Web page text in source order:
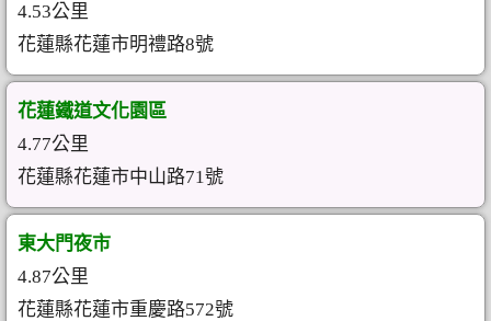
4.53公里
花蓮縣花蓮市明禮路8號
花蓮鐵道文化園區
4.77公里
花蓮縣花蓮市中山路71號
東大門夜市
4.87公里
花蓮縣花蓮市重慶路572號